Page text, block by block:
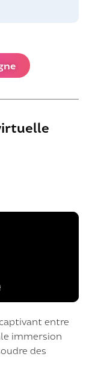
entre
immersion
des